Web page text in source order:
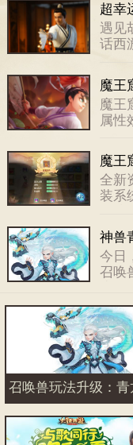
超幸
遇见
话西
魔王
魔王
属性
魔王
全新
装系
今日
召唤
召唤兽玩法升级：青